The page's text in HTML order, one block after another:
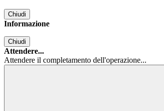
Chiudi
Informazione
Chiudi
Attendere...
Attendere il completamento dell'operazione...